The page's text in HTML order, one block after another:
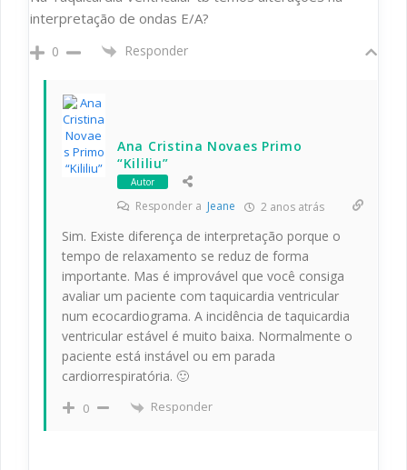
interpretação de ondas E/A?
0 Responder
Ana Cristina Novaes Primo
“Kililiu”
Autor
Responder a Jeane 2 anos atrás
Sim. Existe diferença de interpretação porque o
tempo de relaxamento se reduz de forma
importante. Mas é improvável que você consiga
avaliar um paciente com taquicardia ventricular
num ecocardiograma. A incidência de taquicardia
ventricular estável é muito baixa. Normalmente o
paciente está instável ou em parada
cardiorrespiratória. 🙂
0 Responder